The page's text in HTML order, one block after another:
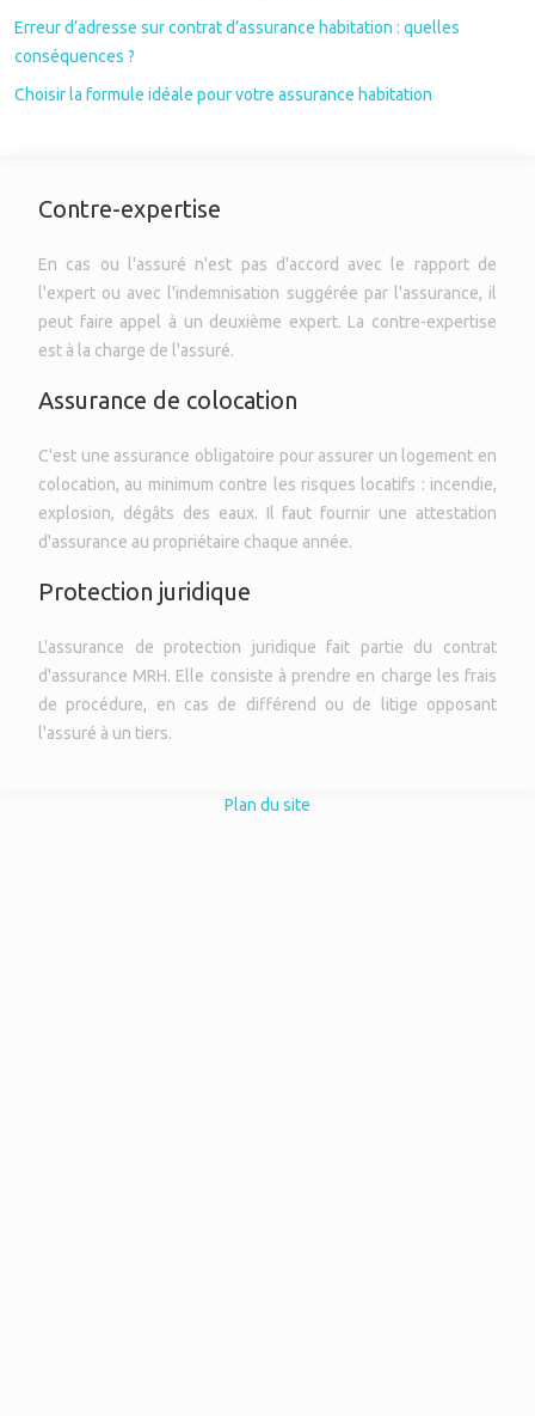
Erreur d’adresse sur contrat d’assurance habitation : quelles
conséquences ?
Choisir la formule idéale pour votre assurance habitation
Contre-expertise
En cas ou l'assuré n'est pas d'accord avec le rapport de
l'expert ou avec l'indemnisation suggérée par l'assurance, il
peut faire appel à un deuxième expert. La contre-expertise
est à la charge de l'assuré.
Assurance de colocation
C'est une assurance obligatoire pour assurer un logement en
colocation, au minimum contre les risques locatifs : incendie,
explosion, dégâts des eaux. Il faut fournir une attestation
d'assurance au propriétaire chaque année.
Protection juridique
L'assurance de protection juridique fait partie du contrat
d'assurance MRH. Elle consiste à prendre en charge les frais
de procédure, en cas de différend ou de litige opposant
l'assuré à un tiers.
Plan du site